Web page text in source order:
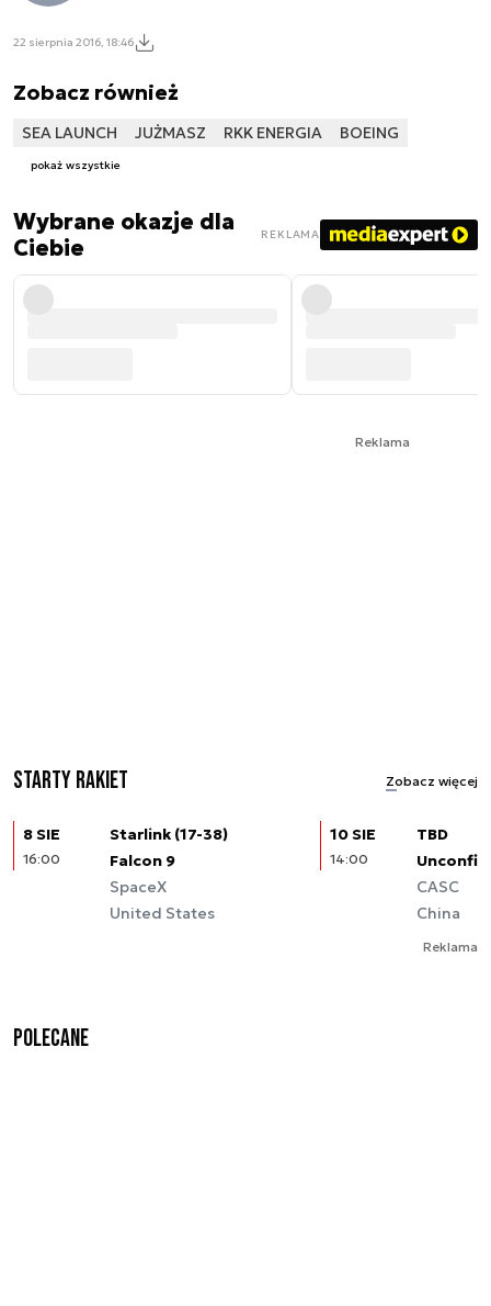
22 sierpnia 2016, 18:46
Zobacz również
SEA LAUNCH JUŻMASZ RKK ENERGIA BOEING
pokaż wszystkie
Wybrane okazje dla
Ciebie
REKLAMA
Reklama
Starty rakiet Zobacz więcej
8 SIE
16:00
Starlink (17-38)
Falcon 9
SpaceX
United States
10 SIE
14:00
TBD
CASC
China
Reklama
Polecane